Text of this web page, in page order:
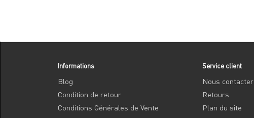
Informations
Blog
Condition de retour
Conditions Générales de Vente
Service client
Nous contacter
Retours
Plan du site